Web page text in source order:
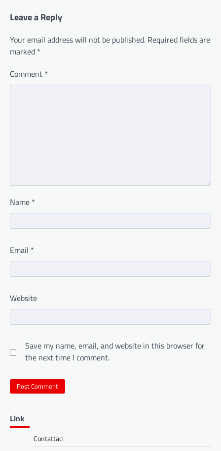
Leave a Reply
Your email address will not be published. Required fields are
marked *
Comment *
Name *
Email *
Website
Save my name, email, and website in this browser for
the next time I comment.
Link
Contattaci